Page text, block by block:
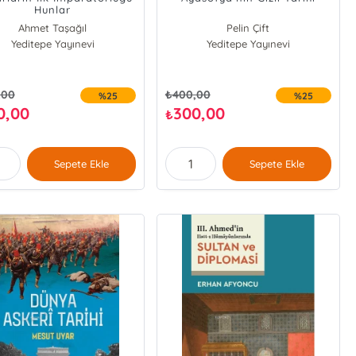
Hunlar
Ahmet Taşağıl
Yeditepe Yayınevi
%25
Sepete Ekle
Pelin Çift
Erhan Altunay
Yeditepe Yayınevi
₺400,00
₺300,00
%25
Sepete Ekle